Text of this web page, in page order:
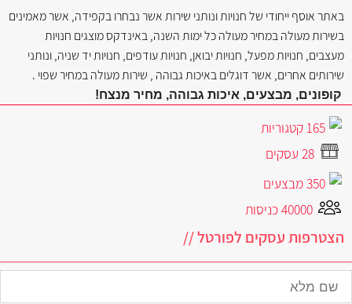
באתר אוסף ייחודי של חנויות ונותני שירות אשר נבחרו בקפידה, אשר מאמינים
בשירות מעולה במחיר מעולה כל ימות השנה, באינדקס מוצגים חנויות
מעצבים, חנויות מפעל, חנויות יבואן, חנויות עודפים, חנויות יד שניה, ונותני
שירותים אחרים, אשר דוגלים באיכות גבוהה , שירות מעולה במחיר שפוי .
קופונים, מבצעים, איכות גבוהה, מחיר מנצח!
165 קטגוריות
28 עסקים
350 מבצעים
40000 כניסות
הצטרפות עסקים לפורטל //